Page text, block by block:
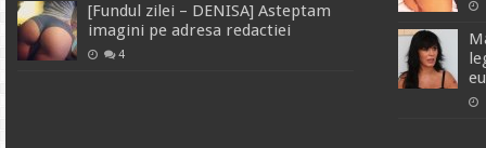
[Fundul zilei – DENISA] Asteptam
imagini pe adresa redactiei
4